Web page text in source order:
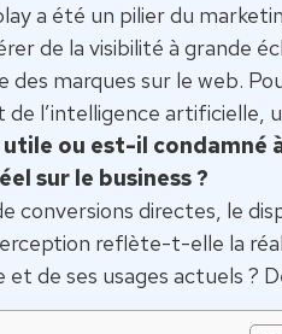
a été un pilier du
de la visibilité à grande
marques sur le web.
l’intelligence artificielle,
ou est-il condamné
sur le business ?
conversions directes, le
reflète-t-elle la
de ses usages actuels ?